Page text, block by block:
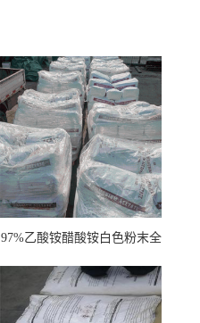
97%乙酸铵醋酸铵白色粉末全